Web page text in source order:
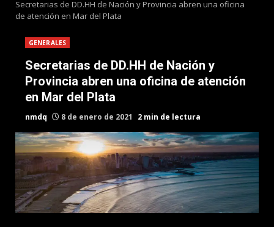
Secretarias de DD.HH de Nación y Provincia abren una oficina
de atención en Mar del Plata
GENERALES
Secretarias de DD.HH de Nación y
Provincia abren una oficina de atención
en Mar del Plata
nmdq 8 de enero de 2021 2 min de lectura